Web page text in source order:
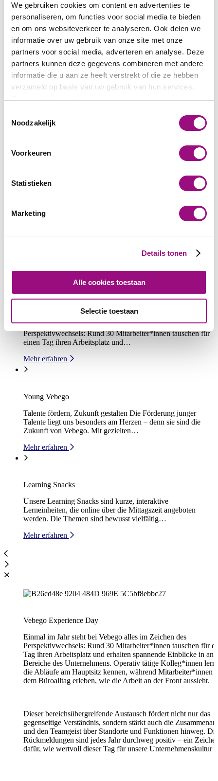
We gebruiken cookies om content en advertenties te
personaliseren, om functies voor social media te bieden
en om ons websiteverkeer te analyseren. Ook delen we
informatie over uw gebruik van onze site met onze
partners voor social media, adverteren en analyse. Deze
partners kunnen deze gegevens combineren met andere
informatie die u aan ze heeft verstrekt of die ze hebben
verzameld op basis van uw gebruik van hun services.
Privacystatement
Noodzakelijk
Voorkeuren
Statistieken
Marketing
Details tonen
Alle cookies toestaan
Selectie toestaan
Reinigung teil, die gemäss den Vorgaben derParitätischen
Kommission durchgeführt werden. Die Schulungen werden
erfahrenen Schulungsverantwortlichen der Vebego Academy
geleitet, die ihr Wissen praxisnah und mit hoher
weitergeben. Die Kurse findeninhousestatt und verbinden die
offiziellen Standards der Branche mitpraxisnahem Vebego-
Wissen
. So stellen wir sicher, dass unsere Mitarbeiter*innen
nur fachlich bestens ausgebildet sind, sondern auch gezielt auf
Anforderungen und Werte von Vebego vorbereitet werden.
Nebst der Vebego Academy gibt es weitere interne Plattformen, die
Vebego Experience Day
Einmal im Jahr steht bei Vebego alles im Zeichen des
Perspektivwechsels: Rund 30 Mitarbeiter*innen tauschen für
einen Tag ihren Arbeitsplatz und…
Mehr erfahren
Young Vebego
Talente fördern, Zukunft gestalten Die Förderung junger
Talente liegt uns besonders am Herzen – denn sie sind die
Zukunft von Vebego. Mit gezielten…
Mehr erfahren
Learning Snacks
Unsere Learning Snacks sind kurze, interaktive
Lerneinheiten, die online über die Mittagszeit angeboten
werden. Die Themen sind bewusst vielfältig…
Mehr erfahren
Vebego Experience Day
Einmal im Jahr steht bei Vebego alles im Zeichen des
Perspektivwechsels: Rund 30 Mitarbeiter*innen tauschen für
Tag ihren Arbeitsplatz und erhalten spannende Einblicke in
Bereiche des Unternehmens. Operativ tätige Kolleg*innen
die Abläufe am Hauptsitz kennen, während Mitarbeiter*innen
dem Büroalltag erleben, wie die Arbeit an der Front aussieht.
Dieser bereichsübergreifende Austausch fördert nicht nur das
gegenseitige Verständnis, sondern stärkt auch die
und den Teamgeist über Standorte und Funktionen hinweg. Die
Rückmeldungen sind jedes Jahr durchweg positiv – ein
dafür, wie wertvoll dieser Tag für unsere Unternehmenskultur